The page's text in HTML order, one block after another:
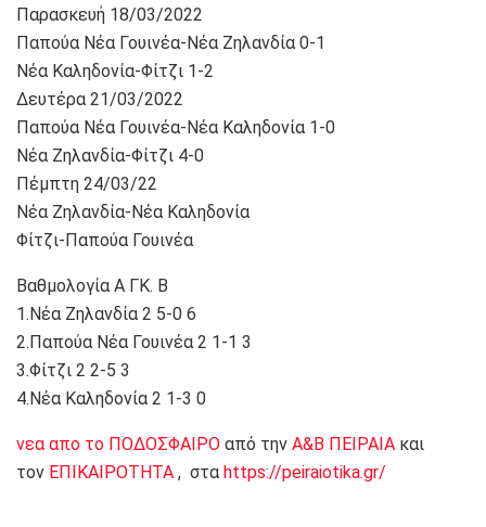
Παρασκευή 18/03/2022
Παπούα Νέα Γουινέα-Νέα Ζηλανδία 0-1
Νέα Καληδονία-Φίτζι 1-2
Δευτέρα 21/03/2022
Παπούα Νέα Γουινέα-Νέα Καληδονία 1-0
Νέα Ζηλανδία-Φίτζι 4-0
Πέμπτη 24/03/22
Νέα Ζηλανδία-Νέα Καληδονία
Φίτζι-Παπούα Γουινέα
Βαθμολογία Α ΓΚ. Β
1.Νέα Ζηλανδία 2 5-0 6
2.Παπούα Νέα Γουινέα 2 1-1 3
3.Φίτζι 2 2-5 3
4.Νέα Καληδονία 2 1-3 0
νεα απο το ΠΟΔΟΣΦΑΙΡΟ από την Α&Β ΠΕΙΡΑΙΑ και
τον ΕΠΙΚΑΙΡΟΤΗΤΑ , στα https://peiraiotika.gr/